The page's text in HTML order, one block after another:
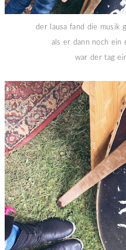
der lausa fand die musik
als er dann noch ein
war der tag